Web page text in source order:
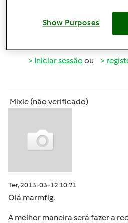
Topo
Iniciar sessão ou
Mixie (não verificado)
Ter, 2013-03-12 10:21
Olá marmfig,
A melhor maneira será fazer a
Show Purposes